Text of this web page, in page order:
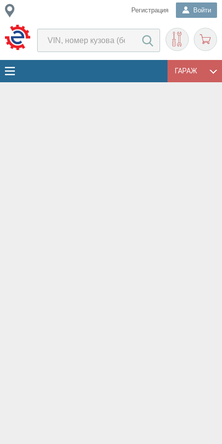
Регистрация Войти
ГАРАЖ